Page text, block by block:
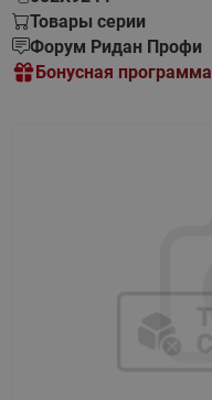
Товары серии
Форум Ридан Профи
Бонусная программа